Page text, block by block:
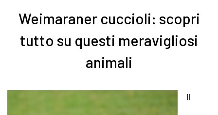
Weimaraner cuccioli: scopri
tutto su questi meravigliosi
animali
Il